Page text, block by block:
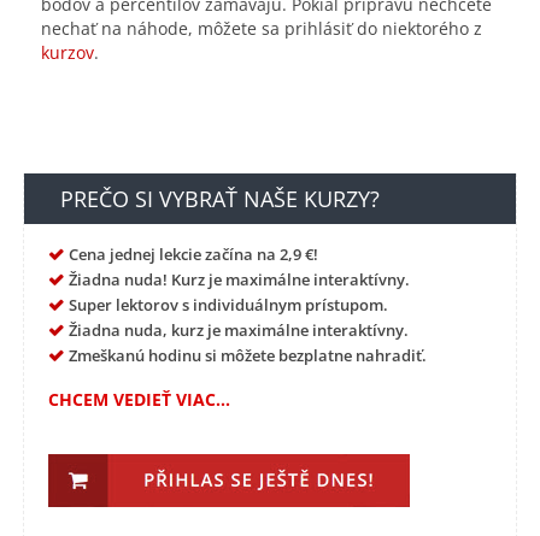
nechať na náhode, môžete sa prihlásiť do niektorého z
kurzov.
PREČO SI VYBRAŤ NAŠE KURZY?
Cena jednej lekcie začína na 2,9 €!
Žiadna nuda! Kurz je maximálne interaktívny.
Super lektorov s individuálnym prístupom.
Žiadna nuda, kurz je maximálne interaktívny.
Zmeškanú hodinu si môžete bezplatne nahradiť.
CHCEM VEDIEŤ VIAC...